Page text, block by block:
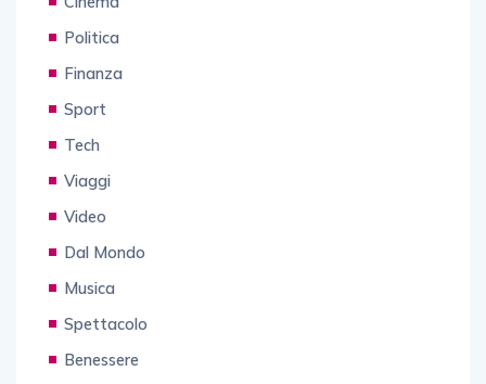
Politica
Finanza
Sport
Tech
Viaggi
Video
Dal Mondo
Musica
Spettacolo
Benessere